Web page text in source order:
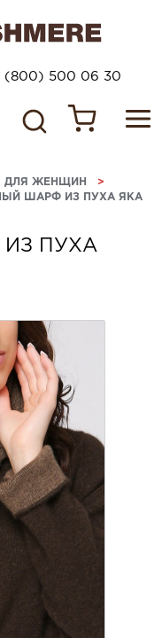
(800) 500 06 30
ДЛЯ ЖЕНЩИН >
ШАРФ ИЗ ПУХА ЯКА
ПУХА